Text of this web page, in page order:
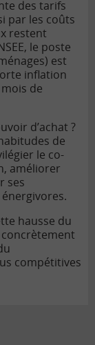
des tarifs
par les coûts
restent
le poste
est
inflation
de
d’achat ?
de
le co-
améliorer
ses
hausse du
concrètement
compétitives